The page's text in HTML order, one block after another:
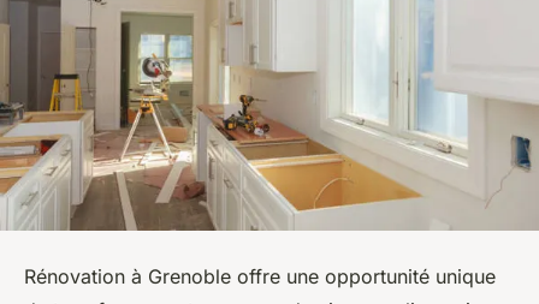
Rénovation à Grenoble offre une opportunité unique